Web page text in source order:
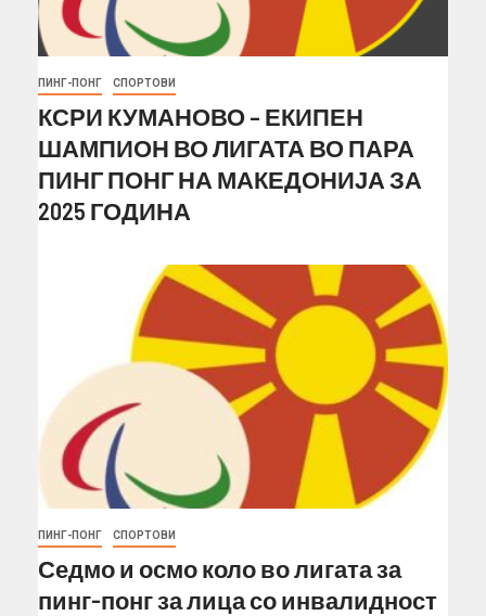
ПИНГ-ПОНГ СПОРТОВИ
КСРИ КУМАНОВО – ЕКИПЕН
ШАМПИОН ВО ЛИГАТА ВО ПАРА
ПИНГ ПОНГ НА МАКЕДОНИЈА ЗА
2025 ГОДИНА
ПИНГ-ПОНГ СПОРТОВИ
Седмо и осмо коло во лигата за
пинг-понг за лица со инвалидност